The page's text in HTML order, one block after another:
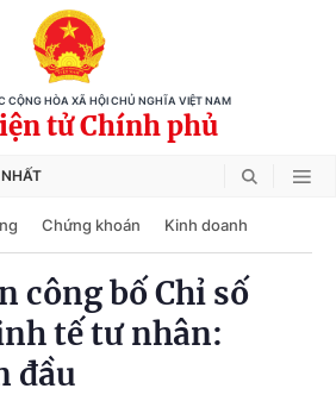
CỘNG HÒA XÃ HỘI CHỦ NGHĨA VIỆT NAM
tử Chính phủ
Chứng khoán Kinh doanh
công bố Chỉ số
tế tư nhân:
đầu